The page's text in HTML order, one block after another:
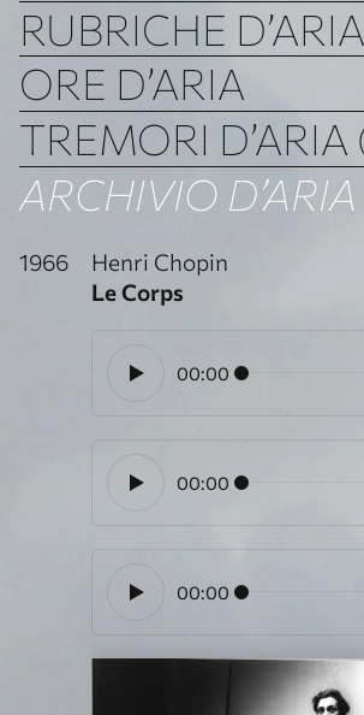
RUBRICHE D’ARIA
ORE D’ARIA
ARCHIVIO D’ARIA
1966
Henri Chopin
Le Corps
00:00
00:00
00:00